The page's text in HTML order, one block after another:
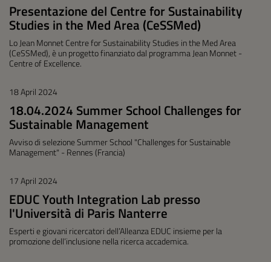
Presentazione del Centre for Sustainability
Studies in the Med Area (CeSSMed)
Lo Jean Monnet Centre for Sustainability Studies in the Med Area
(CeSSMed), è un progetto finanziato dal programma Jean Monnet -
Centre of Excellence.
18 April 2024
18.04.2024 Summer School Challenges for
Sustainable Management
Avviso di selezione Summer School "Challenges for Sustainable
Management" - Rennes (Francia)
17 April 2024
EDUC Youth Integration Lab presso
l'Università di Paris Nanterre
Esperti e giovani ricercatori dell’Alleanza EDUC insieme per la
promozione dell’inclusione nella ricerca accademica.